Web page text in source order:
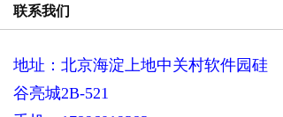
地址：北京海淀上地中关村软件园硅
谷亮城2B-521
联系我们